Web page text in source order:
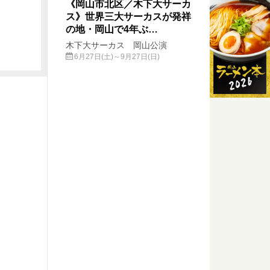
《岡山市北区／木下大サーカ
ス》世界三大サーカスが発祥
の地・岡山で4年ぶ…
木下大サーカス 岡山公演
6月27日(土)～9月27日(日)